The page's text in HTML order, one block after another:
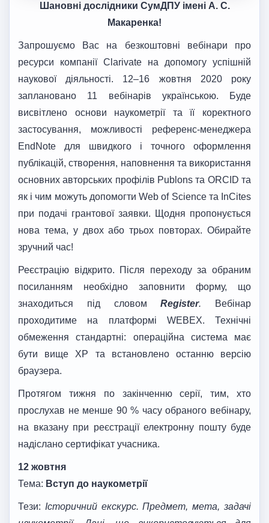
Шановні дослідники СумДПУ імені А. С.
Макаренка!
Запрошуємо Вас на безкоштовні вебінари про
ресурси компанії Clarivate на допомогу успішній
наукової діяльності. 12–16 жовтня 2020 року
заплановано 11 вебінарів українською. Буде
висвітлено основи наукометрії та її коректного
застосування, можливості референс-менеджера
EndNote для швидкого і точного оформлення
публікацій, створення, наповнення та використання
основних авторських профілів Publons та ORCID та
як і чим можуть допомогти Web of Science та InCites
при подачі грантової заявки. Щодня пропонується
нова тема, у двох або трьох повторах. Обирайте
зручний час!
Реєстрацію відкрито. Після переходу за обраним
посиланням необхідно заповнити форму, що
знаходиться під словомRegister. Вебінар
проходитиме на платформі WEBEX. Технічні
обмеження стандартні: операційна система має
бути вище ХР та встановлено останню версію
браузера.
Протягом тижня по закінченню серії, тим, хто
прослухав не менше 90 % часу обраного вебінару,
на вказану при реєстрації електронну пошту буде
надіслано сертифікат учасника.
12 жовтня
Тема: Вступ до наукометрії
Тези: Історичний екскурс. Предмет, мета, задачі